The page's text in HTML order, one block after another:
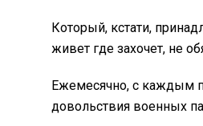
Который, кстати,
живет где захочет, не
Ежемесячно, с каждым
довольствия военных